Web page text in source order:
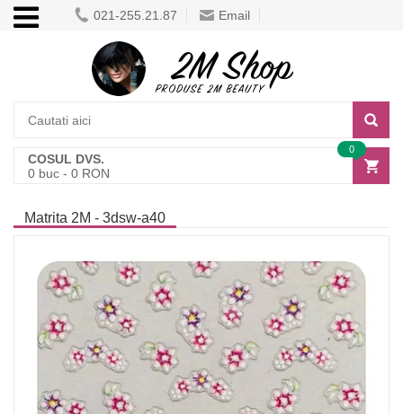
021-255.21.87 Email
COSUL DVS.
0 buc - 0 RON
0
Matrita 2M - 3dsw-a40